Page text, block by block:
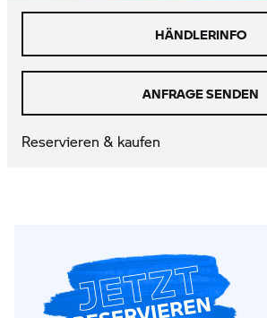
HÄNDLERINFO
ANFRAGE SENDEN
Reservieren & kaufen